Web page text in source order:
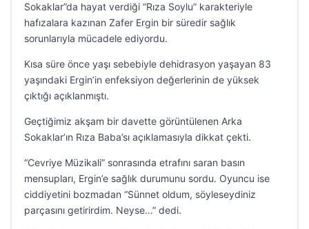
Sokaklar”da hayat verdiği “Rıza Soylu” karakteriyle
hafızalara kazınan Zafer Ergin bir süredir sağlık
sorunlarıyla mücadele ediyordu.
Kısa süre önce yaşı sebebiyle dehidrasyon yaşayan 83
yaşındaki Ergin’in enfeksiyon değerlerinin de yüksek
çıktığı açıklanmıştı.
Geçtiğimiz akşam bir davette görüntülenen Arka
Sokaklar’ın Rıza Baba’sı açıklamasıyla dikkat çekti.
“Cevriye Müzikali” sonrasında etrafını saran basın
mensupları, Ergin’e sağlık durumunu sordu. Oyuncu ise
ciddiyetini bozmadan “Sünnet oldum, söyleseydiniz
parçasını getirirdim. Neyse…” dedi.